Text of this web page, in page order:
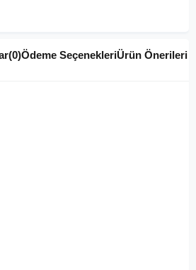
(0)Ödeme SeçenekleriÜrün Önerileri